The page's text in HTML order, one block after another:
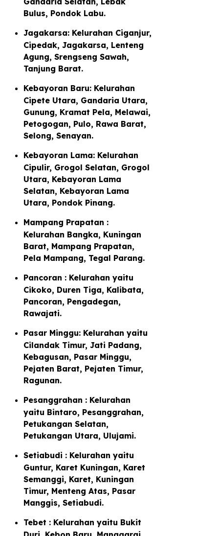
Bulus, Pondok Labu.
Jagakarsa: Kelurahan Ciganjur,
Cipedak, Jagakarsa, Lenteng
Agung, Srengseng Sawah,
Tanjung Barat.
Kebayoran Baru: Kelurahan
Cipete Utara, Gandaria Utara,
Gunung, Kramat Pela, Melawai,
Petogogan, Pulo, Rawa Barat,
Selong, Senayan.
Kebayoran Lama: Kelurahan
Cipulir, Grogol Selatan, Grogol
Utara, Kebayoran Lama
Selatan, Kebayoran Lama
Utara, Pondok Pinang.
Mampang Prapatan :
Kelurahan Bangka, Kuningan
Barat, Mampang Prapatan,
Pela Mampang, Tegal Parang.
Pancoran : Kelurahan yaitu
Cikoko, Duren Tiga, Kalibata,
Pancoran, Pengadegan,
Rawajati.
Pasar Minggu: Kelurahan yaitu
Cilandak Timur, Jati Padang,
Kebagusan, Pasar Minggu,
Pejaten Barat, Pejaten Timur,
Ragunan.
Pesanggrahan : Kelurahan
yaitu Bintaro, Pesanggrahan,
Petukangan Selatan,
Petukangan Utara, Ulujami.
Setiabudi : Kelurahan yaitu
Guntur, Karet Kuningan, Karet
Semanggi, Karet, Kuningan
Timur, Menteng Atas, Pasar
Manggis, Setiabudi.
Tebet : Kelurahan yaitu Bukit